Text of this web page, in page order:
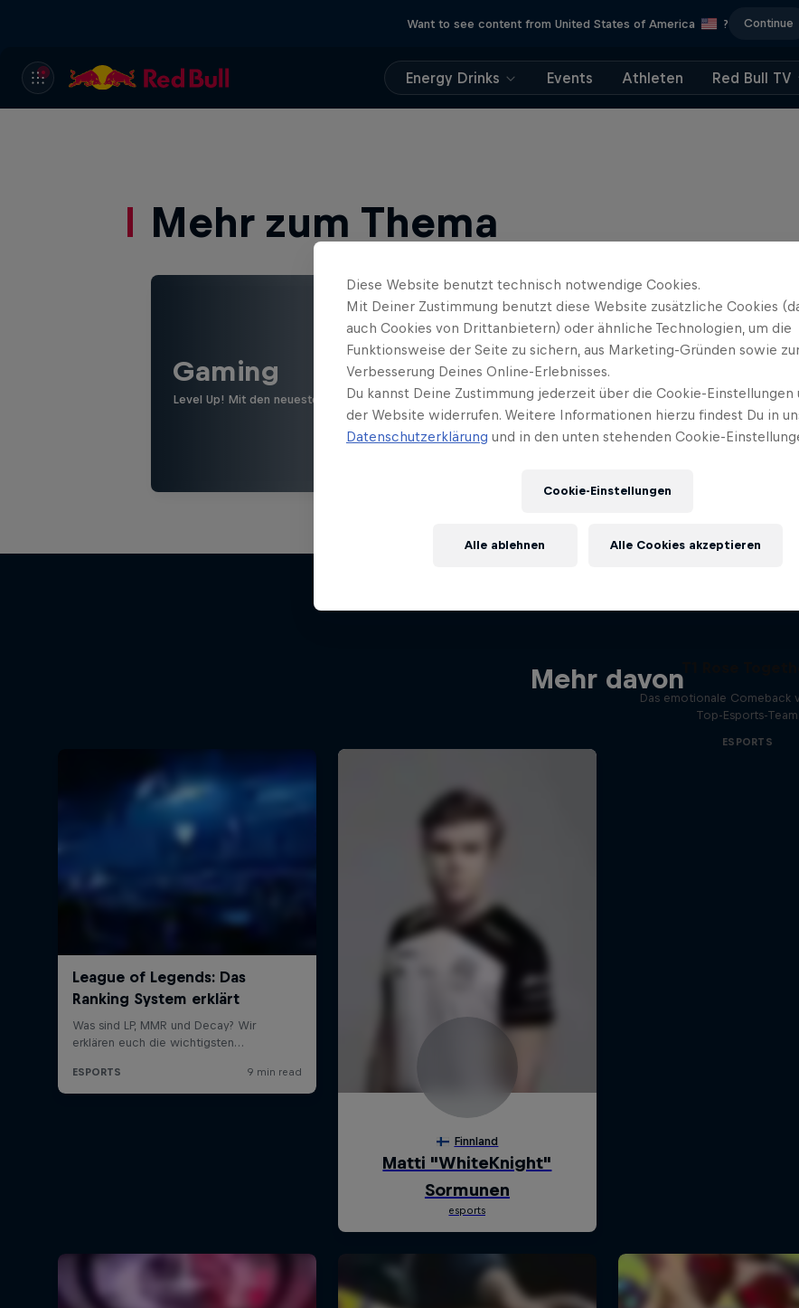
Want to see content from United States of America ? Continue
Energy Drinks Events Athleten Red Bull TV
Mehr zum Thema
Gaming
Level Up! Mit den neuesten Games, Reviews, Filmen und Esport News. Verbessere dein Gaming mit …
Mehr davon
Das emotionale Comeback
Top-Esports-Team
ESPORTS
Diese Website benutzt technisch notwendige Cookies.
Mit Deiner Zustimmung benutzt diese Website zusätzliche Cookies
auch Cookies von Drittanbietern) oder ähnliche Technologien, um die
Funktionsweise der Seite zu sichern, aus Marketing-Gründen sowie
Verbesserung Deines Online-Erlebnisses.
Du kannst Deine Zustimmung jederzeit über die Cookie-Einstellungen
der Website widerrufen. Weitere Informationen hierzu findest Du in
Datenschutzerklärung und in den unten stehenden Cookie-
Cookie-Einstellungen
Alle ablehnen Alle Cookies akzeptieren